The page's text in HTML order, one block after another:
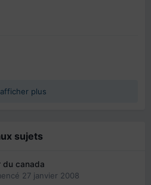
plus
sujets
du canada
27 janvier 2008